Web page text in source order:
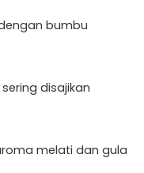
bumbu
disajikan
melati dan gula